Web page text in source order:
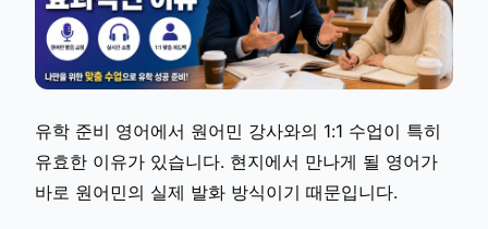
유학 준비 영어에서 원어민 강사와의 1:1 수업이 특히
유효한 이유가 있습니다. 현지에서 만나게 될 영어가
바로 원어민의 실제 발화 방식이기 때문입니다.